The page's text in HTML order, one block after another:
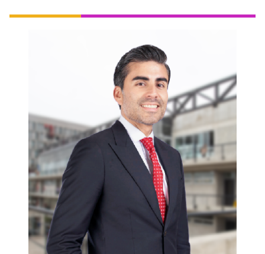
Nuestro egresado Luis Bogdanovich,
Gerente de Prolima - Programa Municipal
para la Recuperación del Centro Histórico
de Lima, nos cuenta cómo decidió estudiar
esta carrera y su paso por nuestra
Universidad.